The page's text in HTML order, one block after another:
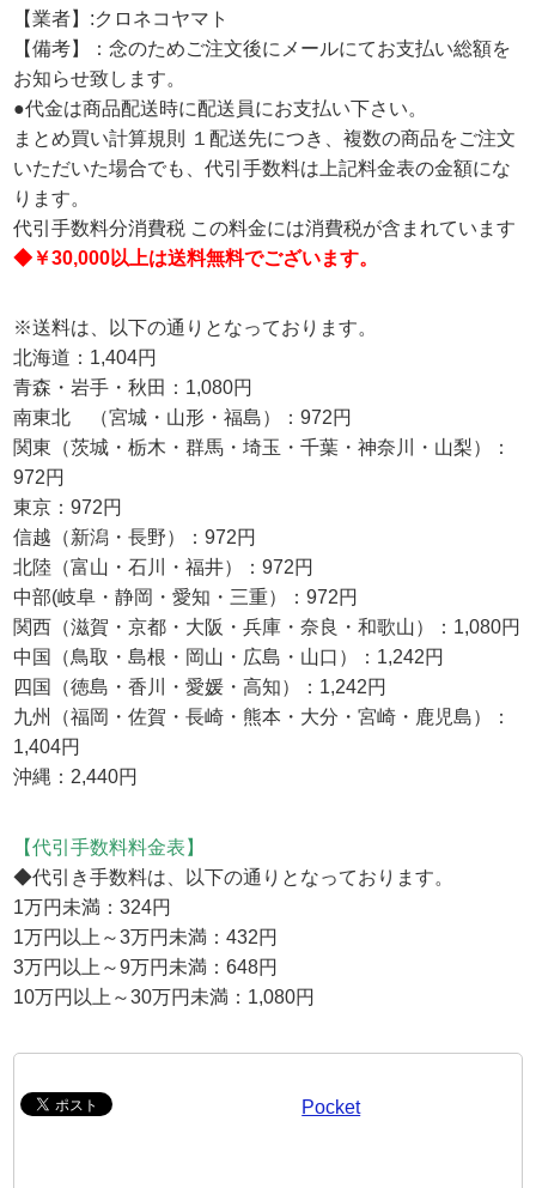
【業者】:クロネコヤマト
【備考】：念のためご注文後にメールにてお支払い総額を
お知らせ致します。
●代金は商品配送時に配送員にお支払い下さい。
まとめ買い計算規則 １配送先につき、複数の商品をご注文
いただいた場合でも、代引手数料は上記料金表の金額にな
ります。
代引手数料分消費税 この料金には消費税が含まれています
◆￥30,000以上は送料無料でございます。
※送料は、以下の通りとなっております。
北海道：1,404円
青森・岩手・秋田：1,080円
南東北 （宮城・山形・福島）：972円
関東（茨城・栃木・群馬・埼玉・千葉・神奈川・山梨）：
972円
東京：972円
信越（新潟・長野）：972円
北陸（富山・石川・福井）：972円
中部(岐阜・静岡・愛知・三重）：972円
関西（滋賀・京都・大阪・兵庫・奈良・和歌山）：1,080円
中国（鳥取・島根・岡山・広島・山口）：1,242円
四国（徳島・香川・愛媛・高知）：1,242円
九州（福岡・佐賀・長崎・熊本・大分・宮崎・鹿児島）：
1,404円
沖縄：2,440円
【代引手数料料金表】
◆代引き手数料は、以下の通りとなっております。
1万円未満：324円
1万円以上～3万円未満：432円
3万円以上～9万円未満：648円
10万円以上～30万円未満：1,080円
Pocket